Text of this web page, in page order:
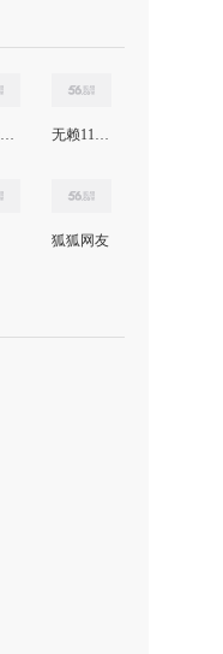
qq-evxpayeoay 无赖1143在搜狐
狐狐网友